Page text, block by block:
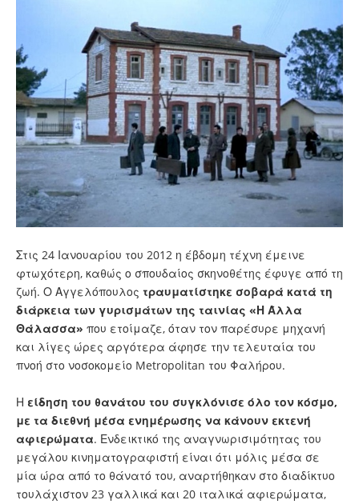
Στις 24 Ιανουαρίου του 2012 η έβδομη τέχνη έμεινε
φτωχότερη, καθώς ο σπουδαίος σκηνοθέτης έφυγε από τη
ζωή. Ο Αγγελόπουλος τραυματίστηκε σοβαρά κατά τη
διάρκεια των γυρισμάτων της ταινίας «Η Άλλα
Θάλασσα» που ετοίμαζε, όταν τον παρέσυρε μηχανή
και λίγες ώρες αργότερα άφησε την τελευταία του
πνοή στο νοσοκομείο Metropolitan του Φαλήρου.
Η είδηση του θανάτου του συγκλόνισε όλο τον κόσμο,
με τα διεθνή μέσα ενημέρωσης να κάνουν εκτενή
αφιερώματα. Ενδεικτικό της αναγνωρισιμότητας του
μεγάλου κινηματογραφιστή είναι ότι μόλις μέσα σε
μία ώρα από το θάνατό του, αναρτήθηκαν στο διαδίκτυο
τουλάχιστον 23 γαλλικά και 20 ιταλικά αφιερώματα,